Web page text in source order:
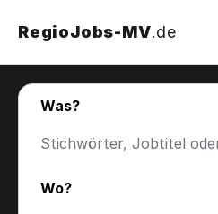
RegioJobs-MV.de
Was?
Wo?